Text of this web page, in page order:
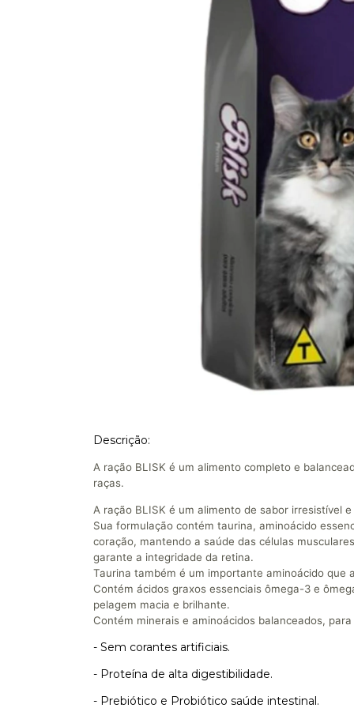
Descrição:
A ração BLISK é um alimento completo e
raças.
A ração BLISK é um alimento de sabor irresistível
Sua formulação contém taurina, aminoácido
coração, mantendo a saúde das células
garante a integridade da retina.
Taurina também é um importante aminoácido que
Contém ácidos graxos essenciais ômega-3 e
pelagem macia e brilhante.
Contém minerais e aminoácidos balanceados,
- Sem corantes artificiais.
- Proteína de alta digestibilidade.
- Prebiótico e Probiótico saúde intestinal.